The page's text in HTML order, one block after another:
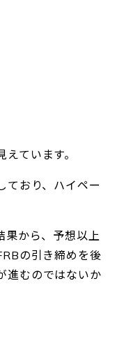
ています。
ており、ハイペー
果から、予想以上
の引き締めを後
進むのではないか